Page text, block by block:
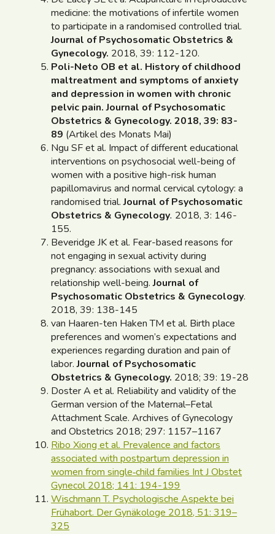
medicine: the motivations of infertile women
to participate in a randomised controlled trial.
Journal of Psychosomatic Obstetrics &
Gynecology. 2018, 39: 112-120.
Poli-Neto OB et al. History of childhood
maltreatment and symptoms of anxiety
and depression in women with chronic
pelvic pain. Journal of Psychosomatic
Obstetrics & Gynecology. 2018, 39: 83-
89 (Artikel des Monats Mai)
Ngu SF et al. Impact of different educational
interventions on psychosocial well-being of
women with a positive high-risk human
papillomavirus and normal cervical cytology: a
randomised trial.Journal of Psychosomatic
Obstetrics & Gynecology. 2018, 3: 146-
155.
Beveridge JK et al. Fear-based reasons for
not engaging in sexual activity during
pregnancy: associations with sexual and
relationship well-being.Journal of
Psychosomatic Obstetrics & Gynecology.
2018, 39: 138-145
van Haaren-ten Haken TM et al. Birth place
preferences and women’s expectations and
experiences regarding duration and pain of
labor.Journal of Psychosomatic
Obstetrics & Gynecology. 2018; 39: 19-28
Doster A et al. Reliability and validity of the
German version of the Maternal–Fetal
Attachment Scale. Archives of Gynecology
and Obstetrics 2018; 297: 1157–1167
Ribo Xiong et al. Prevalence and factors
associated with postpartum depression in
women from single‐child families Int J Obstet
Gynecol 2018; 141: 194-199
Wischmann T. Psychologische Aspekte bei
Frühabort. Der Gynäkologe 2018, 51: 319–
325